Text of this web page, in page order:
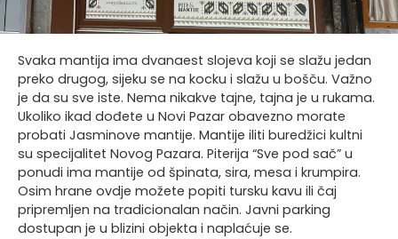
Svaka mantija ima dvanaest slojeva koji se slažu jedan
preko drugog, sijeku se na kocku i slažu u bošču. Važno
je da su sve iste. Nema nikakve tajne, tajna je u rukama.
Ukoliko ikad dođete u Novi Pazar obavezno morate
probati Jasminove mantije. Mantije iliti buredžici kultni
su specijalitet Novog Pazara. Piterija “Sve pod sač” u
ponudi ima mantije od špinata, sira, mesa i krumpira.
Osim hrane ovdje možete popiti tursku kavu ili čaj
pripremljen na tradicionalan način. Javni parking
dostupan je u blizini objekta i naplaćuje se.